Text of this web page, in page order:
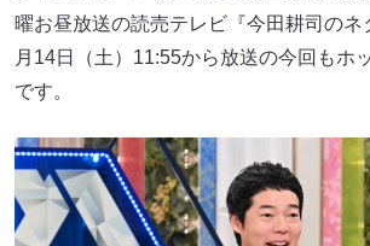
曜お昼放送の読売テレビ『今田耕司のネ
月14日（土）11:55から放送の今回もホ
です。